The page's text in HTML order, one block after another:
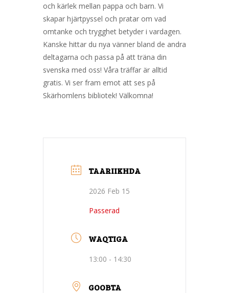
och kärlek mellan pappa och barn. Vi
skapar hjärtpyssel och pratar om vad
omtanke och trygghet betyder i vardagen.
Kanske hittar du nya vänner bland de andra
deltagarna och passa på att träna din
svenska med oss! Våra träffar är alltid
gratis. Vi ser fram emot att ses på
Skärhomlens bibliotek! Välkomna!
TAARIIKHDA
2026 Feb 15
Passerad
WAQTIGA
13:00 - 14:30
GOOBTA